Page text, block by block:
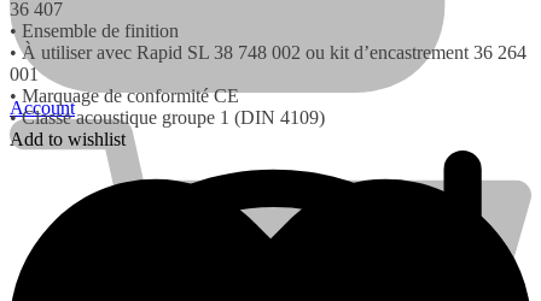
Account
36 407
• Ensemble de finition
• À utiliser avec Rapid SL 38 748 002 ou kit d’encastrement 36 264
001
• Marquage de conformité CE
• Classe acoustique groupe 1 (DIN 4109)
Add to wishlist